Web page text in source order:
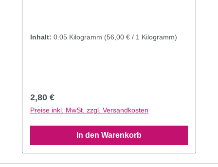
Inhalt: 0.05 Kilogramm (56,00 € / 1 Kilogramm)
Regulärer Preis:
2,80 €
Preise inkl. MwSt. zzgl. Versandkosten
In den Warenkorb